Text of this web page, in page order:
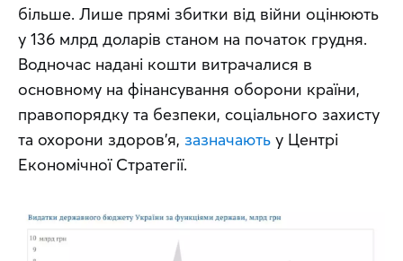
більше. Лише прямі збитки від війни оцінюють
у 136 млрд доларів станом на початок грудня.
Водночас надані кошти витрачалися в
основному на фінансування оборони країни,
правопорядку та безпеки, соціального захисту
та охорони здоров’я, зазначають у Центрі
Економічної Стратегії.